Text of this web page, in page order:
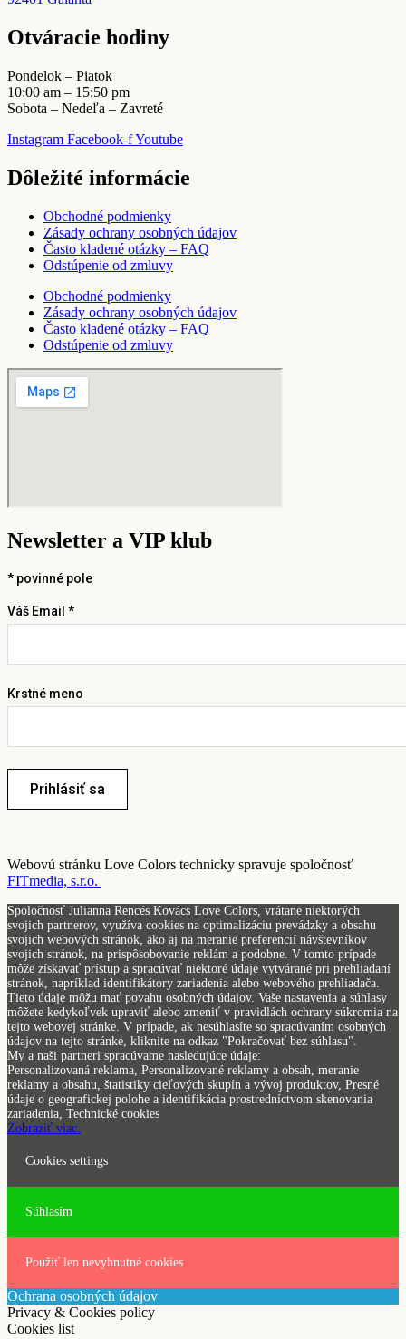
Otváracie hodiny
Pondelok – Piatok
10:00 am – 15:50 pm
Sobota – Nedeľa – Zavreté
Instagram Facebook-fYoutube
Dôležité informácie
Obchodné podmienky
Zásady ochrany osobných údajov
Často kladené otázky – FAQ
Odstúpenie od zmluvy
Obchodné podmienky
Zásady ochrany osobných údajov
Často kladené otázky – FAQ
Odstúpenie od zmluvy
Newsletter a VIP klub
* povinné pole
Váš Email *
Krstné meno
Prihlásiť sa
Webovú stránku Love Colors technicky spravuje spoločnosť
FITmedia, s.r.o.
Spoločnosť Julianna Rencés Kovács Love Colors, vrátane niektorých
svojich partnerov, využíva cookies na optimalizáciu prevádzky a obsahu
svojich webových stránok, ako aj na meranie preferencií návštevníkov
svojich stránok, na prispôsobovanie reklám a podobne. V tomto prípade
môže získavať prístup a spracúvať niektoré údaje vytvárané pri prehliadaní
stránok, napríklad identifikátory zariadenia alebo webového prehliadača.
Tieto údaje môžu mať povahu osobných údajov. Vaše nastavenia a súhlasy
môžete kedykoľvek upraviť alebo zmeniť v pravidlách ochrany súkromia na
tejto webovej stránke. V prípade, ak nesúhlasíte so spracúvaním osobných
údajov na tejto stránke, kliknite na odkaz "Pokračovať bez súhlasu".
My a naši partneri spracúvame nasledujúce údaje:
Personalizovaná reklama, Personalizované reklamy a obsah, meranie
reklamy a obsahu, štatistiky cieľových skupín a vývoj produktov, Presné
údaje o geografickej polohe a identifikácia prostredníctvom skenovania
zariadenia, Technické cookies
Zobraziť viac.
Cookies settings
Súhlasím
Použiť len nevyhnutné cookies
Ochrana osobných údajov
Privacy & Cookies policy
Cookies list